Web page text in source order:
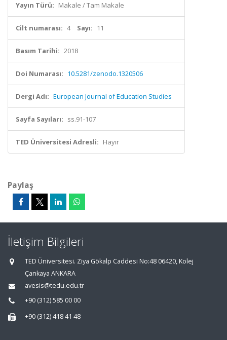
Yayın Türü: Makale / Tam Makale
Cilt numarası: 4 Sayı: 11
Basım Tarihi: 2018
Doi Numarası: 10.5281/zenodo.1320506
Dergi Adı: European Journal of Education Studies
Sayfa Sayıları: ss.91-107
TED Üniversitesi Adresli: Hayır
Paylaş
İletişim Bilgileri
TED Üniversitesi. Ziya Gökalp Caddesi No:48 06420, Kolej
Çankaya ANKARA
avesis@tedu.edu.tr
+90 (312) 585 00 00
+90 (312) 418 41 48